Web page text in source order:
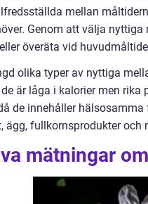
mellan
Genom att välja
överäta vid
olika typer av nyttiga
är låga i kalorier men rika
de innehåller
ägg, fullkornsprodukter och
mätningar